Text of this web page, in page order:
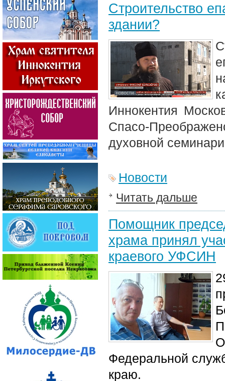
Строительство
здании?
Иннокентия
Спасо-
духовной
Новости
Читать дальше
Помощник
храма принял
краевого УФСИН
Федеральной
краю.